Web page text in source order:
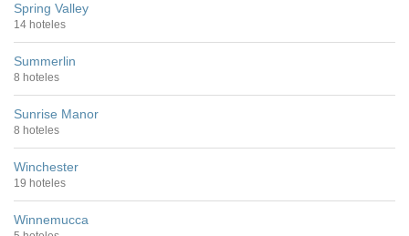
Spring Valley
14 hoteles
Summerlin
8 hoteles
Sunrise Manor
8 hoteles
Winchester
19 hoteles
Winnemucca